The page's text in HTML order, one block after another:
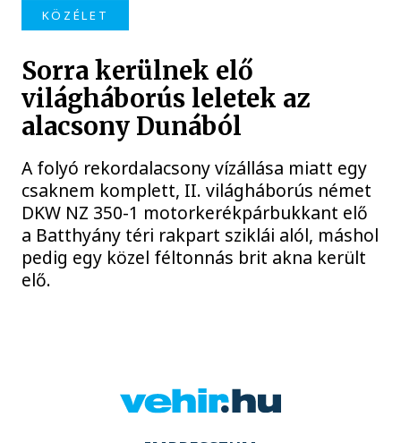
KÖZÉLET
Sorra kerülnek elő
világháborús leletek az
alacsony Dunából
A folyó rekordalacsony vízállása miatt egy
csaknem komplett, II. világháborús német
DKW NZ 350-1 motorkerékpárbukkant elő
a Batthyány téri rakpart sziklái alól, máshol
pedig egy közel féltonnás brit akna került
elő.